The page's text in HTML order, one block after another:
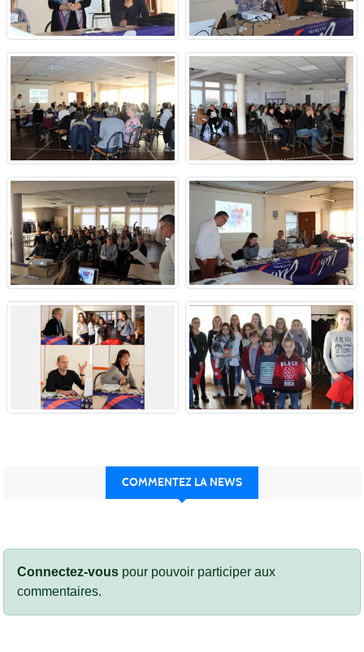
COMMENTEZ LA NEWS
Connectez-vous pour pouvoir participer aux
commentaires.